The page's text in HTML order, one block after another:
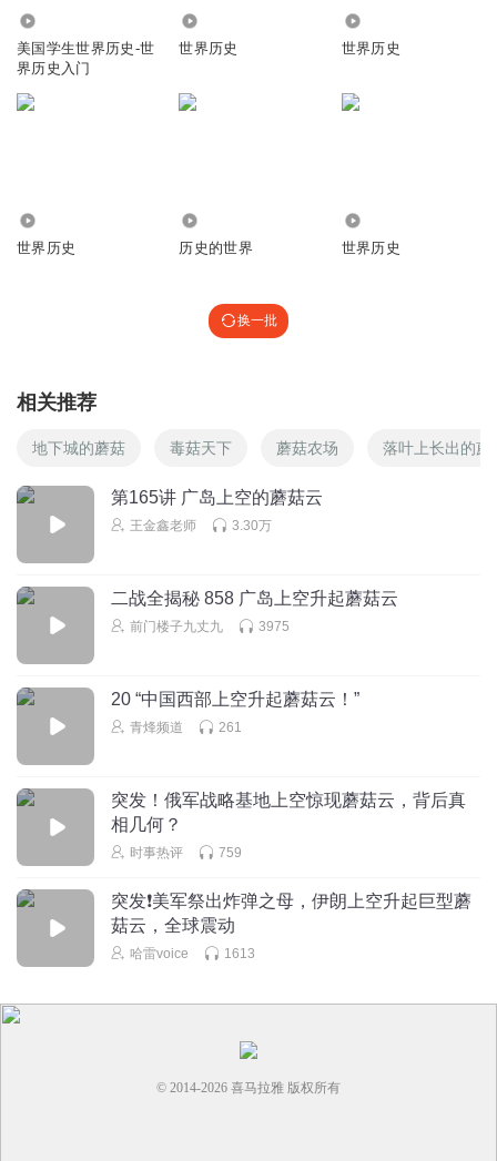
美国学生世界历史-世
界历史入门
世界历史 世界历史
世界历史 历史的世界 世界历史
换一批
相关推荐
地下城的蘑菇 毒菇天下 蘑菇农场 落叶上长出的蘑
第165讲 广岛上空的蘑菇云
王金鑫老师 3.30万
二战全揭秘 858 广岛上空升起蘑菇云
前门楼子九丈九 3975
20 “中国西部上空升起蘑菇云！”
青烽频道 261
突发！俄军战略基地上空惊现蘑菇云，背后真
相几何？
时事热评 759
突发❗美军祭出炸弹之母，伊朗上空升起巨型蘑
菇云，全球震动
哈雷voice 1613
© 2014-2026 喜马拉雅 版权所有